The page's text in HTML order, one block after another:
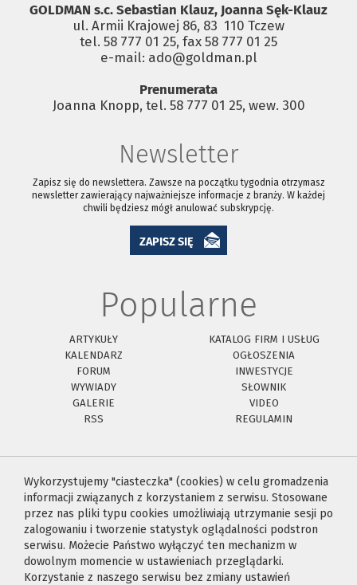
GOLDMAN s.c. Sebastian Klauz, Joanna Sęk-Klauz
ul. Armii Krajowej 86, 83 ­ 110 Tczew
tel. 58 777 01 25, fax 58 777 01 25
e-mail: ado@goldman.pl
Prenumerata
Joanna Knopp, tel. 58 777 01 25, wew. 300
Newsletter
Zapisz się do newslettera. Zawsze na początku tygodnia otrzymasz
newsletter zawierający najważniejsze informacje z branży. W każdej
chwili będziesz mógł anulować subskrypcję.
ZAPISZ SIĘ
Popularne
ARTYKUŁY
KATALOG FIRM I USŁUG
KALENDARZ
OGŁOSZENIA
FORUM
INWESTYCJE
WYWIADY
SŁOWNIK
GALERIE
VIDEO
RSS
REGULAMIN
Wykorzystujemy "ciasteczka" (cookies) w celu gromadzenia
informacji związanych z korzystaniem z serwisu. Stosowane
przez nas pliki typu cookies umożliwiają utrzymanie sesji po
zalogowaniu i tworzenie statystyk oglądalności podstron
serwisu. Możecie Państwo wyłączyć ten mechanizm w
dowolnym momencie w ustawieniach przeglądarki.
Korzystanie z naszego serwisu bez zmiany ustawień